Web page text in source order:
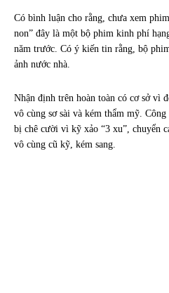
Có bình luận cho rằng, chưa xem
non” đây là một bộ phim kinh phí
năm trước. Có ý kiến tin rằng, bộ
ảnh nước nhà.
Nhận định trên hoàn toàn có cơ sở vì
vô cùng sơ sài và kém thẩm mỹ.
bị chê cười vì kỹ xảo “3 xu”, chuyển
vô cùng cũ kỹ, kém sang.